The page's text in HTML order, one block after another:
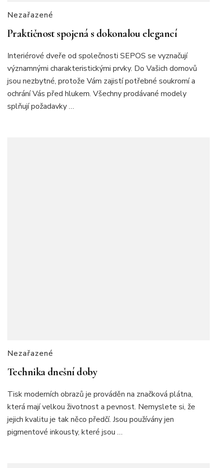
Nezařazené
Praktičnost spojená s dokonalou elegancí
Interiérové dveře od společnosti SEPOS se vyznačují
významnými charakteristickými prvky. Do Vašich domovů
jsou nezbytné, protože Vám zajistí potřebné soukromí a
ochrání Vás před hlukem. Všechny prodávané modely
splňují požadavky …
Nezařazené
Technika dnešní doby
Tisk moderních obrazů je prováděn na značková plátna,
která mají velkou životnost a pevnost. Nemyslete si, že
jejich kvalitu je tak něco předčí. Jsou používány jen
pigmentové inkousty, které jsou …